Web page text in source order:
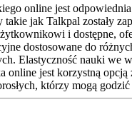
online jest
jak Talkpal zostały
i dostępne,
dostosowane do
Elastyczność nauki we
online jest korzystną opcją
którzy mogą